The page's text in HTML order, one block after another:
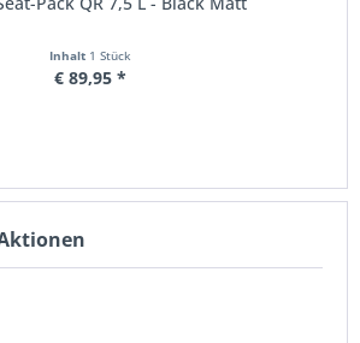
Inhalt 1 Stück
€ 89,95 *